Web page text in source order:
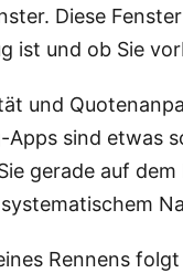
Diese
ist und ob Sie
und
sind etwas
gerade auf
Rennens